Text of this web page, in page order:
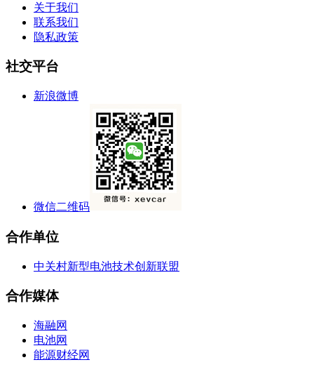
关于我们
联系我们
隐私政策
社交平台
新浪微博
微信二维码
合作单位
中关村新型电池技术创新联盟
合作媒体
海融网
电池网
能源财经网